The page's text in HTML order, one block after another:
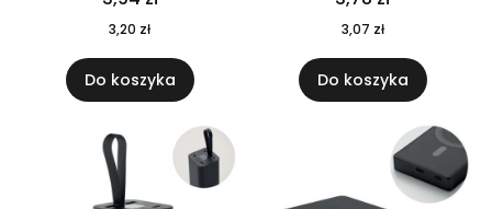
3,20 zł
Do koszyka
3,07 zł
Do koszyka